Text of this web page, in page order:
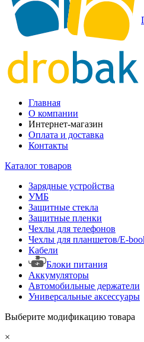
Главная
О компании
Интернет-магазин
Оплата и доставка
Контакты
Каталог товаров
Зарядные устройства
УМБ
Защитные стекла
Защитные пленки
Чехлы для телефонов
Чехлы для планшетов/E-
Кабели
Блоки питания
Аккумуляторы
Автомобильные держатели
Универсальные аксессуары
Выберите модификацию товара
×